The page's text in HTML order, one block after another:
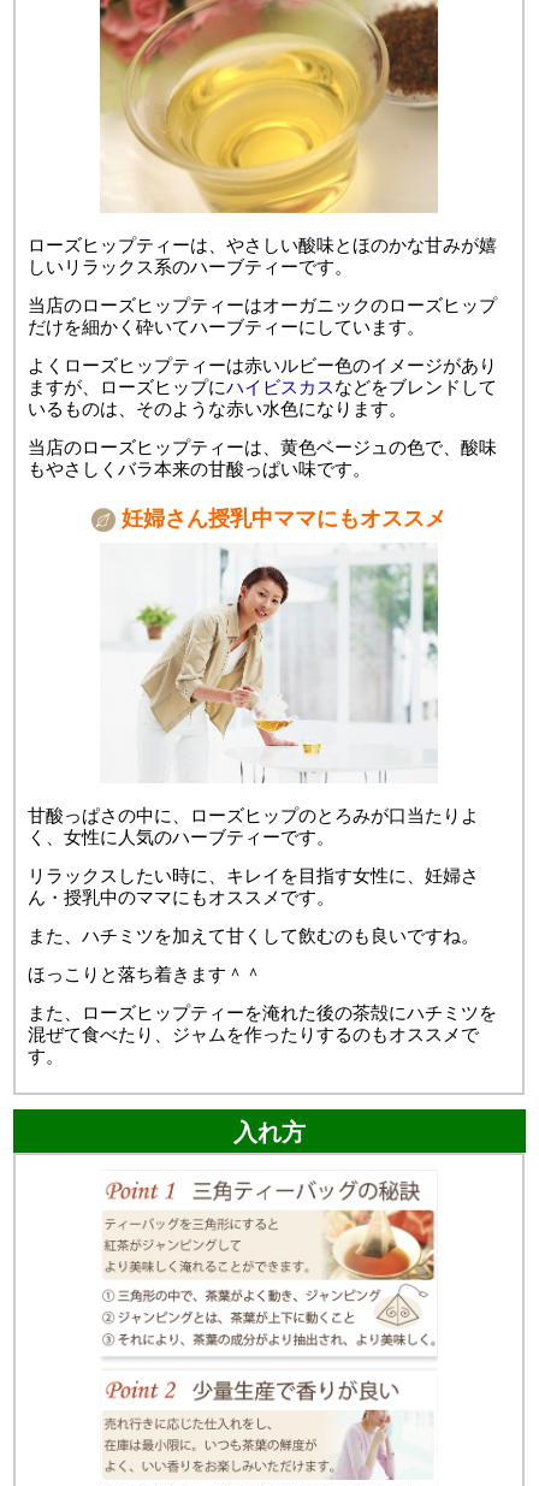
ローズヒップティーは、やさしい酸味とほのかな甘みが嬉
しいリラックス系のハーブティーです。
当店のローズヒップティーはオーガニックのローズヒップ
だけを細かく砕いてハーブティーにしています。
よくローズヒップティーは赤いルビー色のイメージがあり
ますが、ローズヒップにハイビスカスなどをブレンドして
いるものは、そのような赤い水色になります。
当店のローズヒップティーは、黄色ベージュの色で、酸味
もやさしくバラ本来の甘酸っぱい味です。
妊婦さん授乳中ママにもオススメ
甘酸っぱさの中に、ローズヒップのとろみが口当たりよ
く、女性に人気のハーブティーです。
リラックスしたい時に、キレイを目指す女性に、妊婦さ
ん・授乳中のママにもオススメです。
また、ハチミツを加えて甘くして飲むのも良いですね。
ほっこりと落ち着きます＾＾
また、ローズヒップティーを淹れた後の茶殻にハチミツを
混ぜて食べたり、ジャムを作ったりするのもオススメで
す。
入れ方